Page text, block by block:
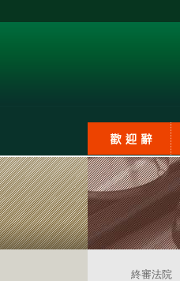
終審法院